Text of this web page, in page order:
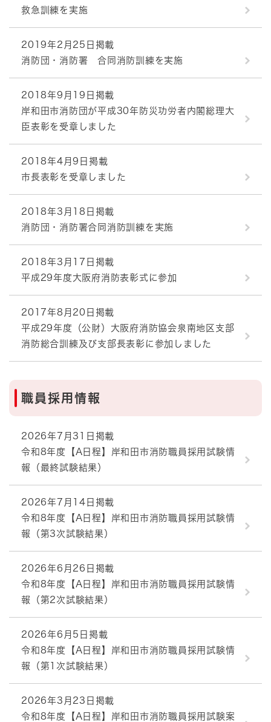
救急訓練を実施
2019年2月25日掲載
消防団・消防署 合同消防訓練を実施
2018年9月19日掲載
岸和田市消防団が平成30年防災功労者内閣総理大
臣表彰を受章しました
2018年4月9日掲載
市長表彰を受章しました
2018年3月18日掲載
消防団・消防署合同消防訓練を実施
2018年3月17日掲載
平成29年度大阪府消防表彰式に参加
2017年8月20日掲載
平成29年度（公財）大阪府消防協会泉南地区支部
消防総合訓練及び支部長表彰に参加しました
職員採用情報
2026年7月31日掲載
令和8年度【A日程】岸和田市消防職員採用試験情
報（最終試験結果）
2026年7月14日掲載
令和8年度【A日程】岸和田市消防職員採用試験情
報（第3次試験結果）
2026年6月26日掲載
令和8年度【A日程】岸和田市消防職員採用試験情
報（第2次試験結果）
2026年6月5日掲載
令和8年度【A日程】岸和田市消防職員採用試験情
報（第1次試験結果）
2026年3月23日掲載
令和8年度【A日程】岸和田市消防職員採用試験案